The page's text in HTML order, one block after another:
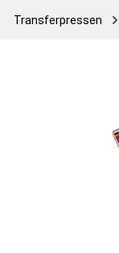
Transferpressen